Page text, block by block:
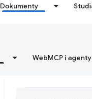
Dokumenty
WebMCP i agenty